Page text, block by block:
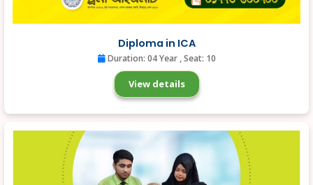
Diploma in ICA
Duration: 04 Year , Seat: 10
View details